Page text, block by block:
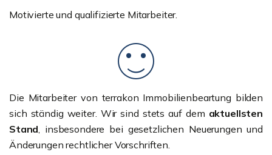
Motivierte und qualifizierte Mitarbeiter.
Die Mitarbeiter von terrakon Immobilienbeartung bilden
sich ständig weiter. Wir sind stets auf dem aktuellsten
Stand, insbesondere bei gesetzlichen Neuerungen und
Änderungen rechtlicher Vorschriften.